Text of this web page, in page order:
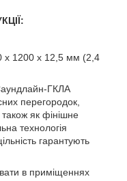
х 1200 х 12,5 мм (2,4
Саундлайн-ГКЛА
перегородок,
також як фінішне
технологія
гарантують
в приміщеннях